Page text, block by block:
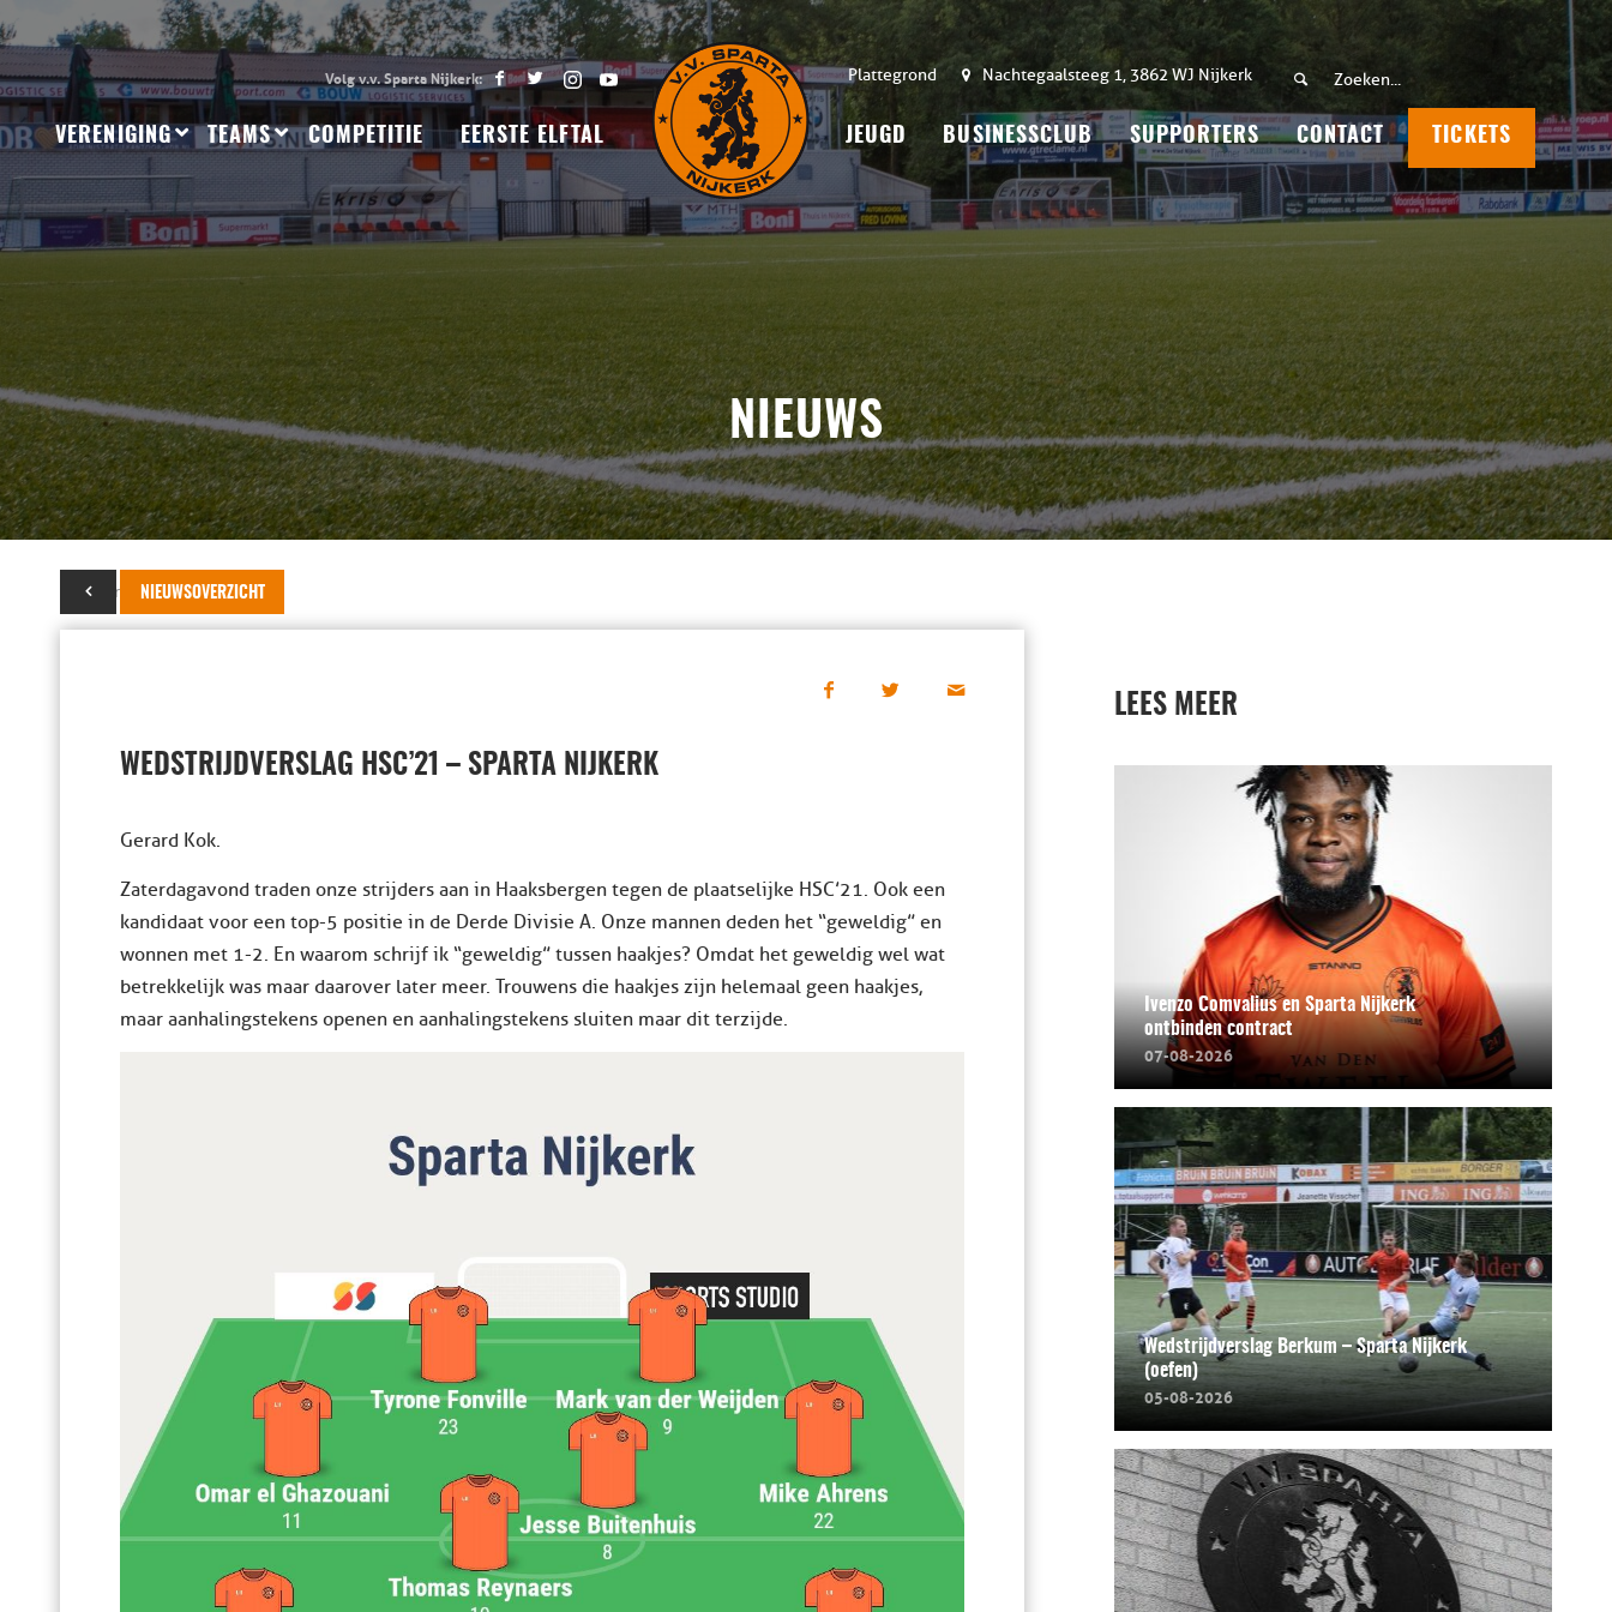
Plattegrond Nachtegaalsteeg 1, 3862 WJ Nijkerk
VERENIGING TEAMS COMPETITIE EERSTE ELFTAL JEUGD BUSINESSCLUB SUPPORTERS CONTACT TICKETS
NIEUWS
NIEUWSOVERZICHT
02 maart 2024
WEDSTRIJDVERSLAG HSC’21 – SPARTA NIJKERK
Gerard Kok.
Zaterdagavond traden onze strijders aan in Haaksbergen tegen de plaatselijke HSC’21. Ook een
kandidaat voor een top-5 positie in de Derde Divisie A. Onze mannen deden het “geweldig” en
wonnen met 1-2. En waarom schrijf ik “geweldig” tussen haakjes? Omdat het geweldig wel wat
betrekkelijk was maar daarover later meer. Trouwens die haakjes zijn helemaal geen haakjes,
maar aanhalingstekens openen en aanhalingstekens sluiten maar dit terzijde.
LEES MEER
Ivenzo Comvalius en Sparta Nijkerk
ontbinden contract
07-08-2026
Wedstrijdverslag Berkum – Sparta Nijkerk
(oefen)
05-08-2026